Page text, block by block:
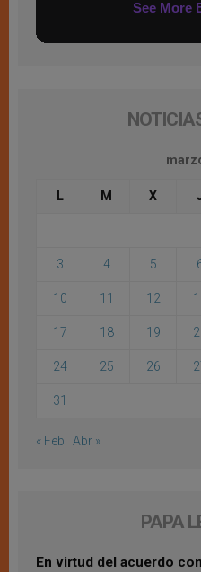
L M X
3 4 5
10 11 12
17 18 19
24 25 26
31
« Feb Abr »
PAPA
En virtud del acuerdo con